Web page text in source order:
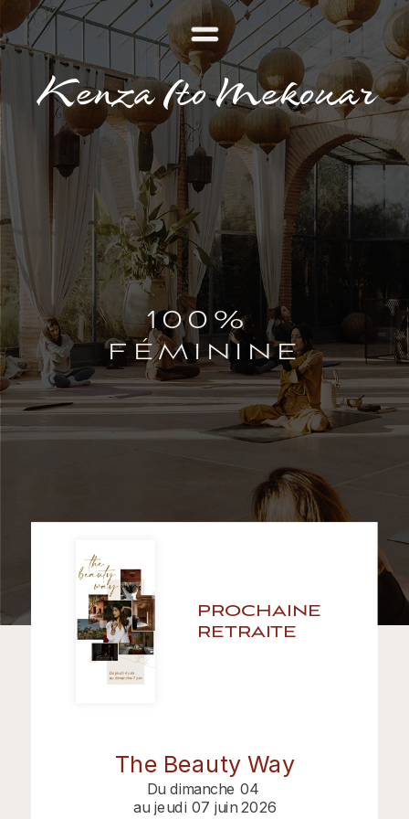
Kenza Ito Mekouar
100%
féminine
The Beauty Way
Du dimanche 04
au jeudi 07 juin 2026
prochaine
retraite